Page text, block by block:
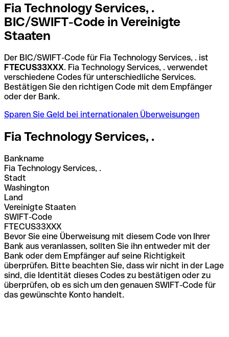
Fia Technology Services, .
BIC/SWIFT-Code in Vereinigte
Staaten
Der BIC/SWIFT-Code für Fia Technology Services, . ist
FTECUS33XXX. Fia Technology Services, . verwendet
verschiedene Codes für unterschiedliche Services.
Bestätigen Sie den richtigen Code mit dem Empfänger
oder der Bank.
Sparen Sie Geld bei internationalen Überweisungen
Fia Technology Services, .
Bankname
Fia Technology Services, .
Stadt
Washington
Land
Vereinigte Staaten
SWIFT-Code
FTECUS33XXX
Bevor Sie eine Überweisung mit diesem Code von Ihrer
Bank aus veranlassen, sollten Sie ihn entweder mit der
Bank oder dem Empfänger auf seine Richtigkeit
überprüfen. Bitte beachten Sie, dass wir nicht in der Lage
sind, die Identität dieses Codes zu bestätigen oder zu
überprüfen, ob es sich um den genauen SWIFT-Code für
das gewünschte Konto handelt.